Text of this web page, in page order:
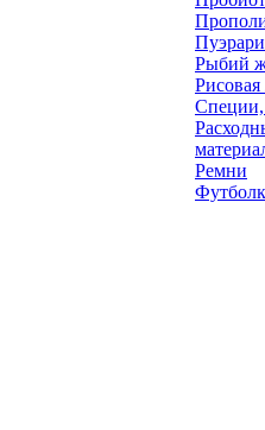
Рыбий
Специи,
Ремни